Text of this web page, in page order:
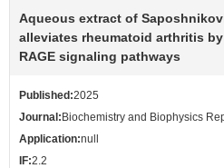
Aqueous extract of
alleviates rheumatoid arthritis
RAGE signaling pathways
Published:2025
Journal: Biochemistry and Biophysics
Application:null
IF:2.2